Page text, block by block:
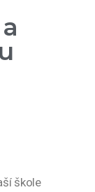
škole